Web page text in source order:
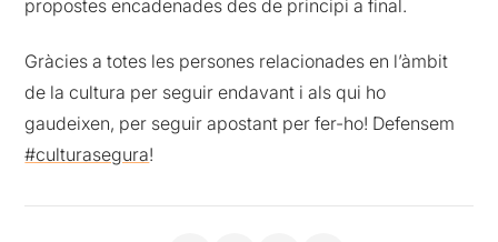
propostes encadenades des de principi a final.
Gràcies a totes les persones relacionades en l’àmbit
de la cultura per seguir endavant i als qui ho
gaudeixen, per seguir apostant per fer-ho! Defensem
#culturasegura!